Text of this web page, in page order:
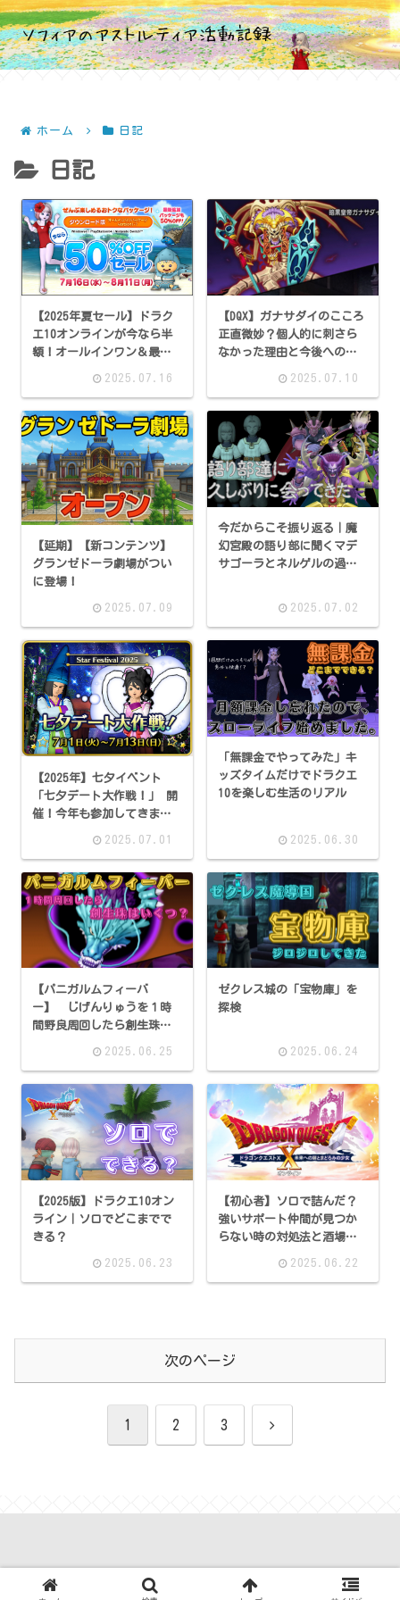
ホーム 日記
日記
【2025年夏セール】ドラク
エ10オンラインが今なら半
額！オールインワン＆最新
2025.07.16
【DQX】ガナサダイのこころ
正直微妙？個人的に刺さら
なかった理由と今後への期
2025.07.10
【延期】【新コンテンツ】
グランゼドーラ劇場がつい
に登場！
2025.07.09
今だからこそ振り返る｜魔
幻宮殿の語り部に聞くマデ
サゴーラとネルゲルの過去
2025.07.02
【2025年】七夕イベント
「七夕デート大作戦！」 開
催！今年も参加してきまし
2025.07.01
「無課金でやってみた」キ
ッズタイムだけでドラクエ
10を楽しむ生活のリアル
2025.06.30
【パニガルムフィーバ
ー】 じげんりゅうを１時
間野良周回したら創生珠は
2025.06.25
ゼクレス城の「宝物庫」を
探検
2025.06.24
【2025版】ドラクエ10オン
ライン｜ソロでどこまでで
きる？
2025.06.23
【初心者】ソロで詰んだ？
強いサポート仲間が見つか
らない時の対処法と酒場フ
2025.06.22
次のページ
1 2 3 次
© 2024 ソフィアのアストルティア活動記録.